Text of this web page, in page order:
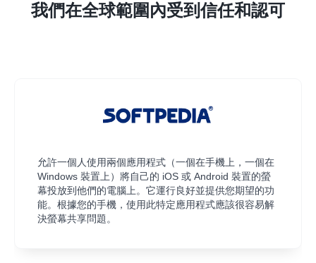
我們在全球範圍內受到信任和認可
Windows PC 或 Mac 進行完全控制，您可以每月付費
3.49 美金升级到高級會員。由於該應用程式會鏡像您手
機的螢幕，為保證連線您需要保持螢幕打開。
Android 或 iOS 螢幕投放到任何電腦，從任何 PC 控制
iOS 和 Android 裝置。您可以透過桌面在您的行動裝置
上單擊、滾動和輸入內容，例如查看 TikTok 剪輯或在亞
馬遜上購物等需要您隨身攜帶手機的事情現在可以在您
的電腦上完成。
Windows 裝置上）將自己的 iOS 或 Android 裝置的螢
幕投放到他們的電腦上。它運行良好並提供您期望的功
能。根據您的手機，使用此特定應用程式應該很容易解
決螢幕共享問題。
AirDroid Cast 免費版僅允許基本鏡像，但如果您想透過
Windows PC 或 Mac 進行完全控制，您可以每月付費
3.49 美金升级到高級會員。由於該應用程式會鏡像您手
機的螢幕，為保證連線您需要保持螢幕打開。
Android 或 iOS 螢幕投放到任何電腦，從任何 PC 控制
iOS 和 Android 裝置。您可以透過桌面在您的行動裝置
上單擊、滾動和輸入內容，例如查看 TikTok 剪輯或在亞
馬遜上購物等需要您隨身攜帶手機的事情現在可以在您
的電腦上完成。